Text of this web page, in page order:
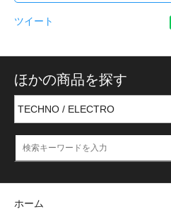
ツイート
ほかの商品を探す
ホーム